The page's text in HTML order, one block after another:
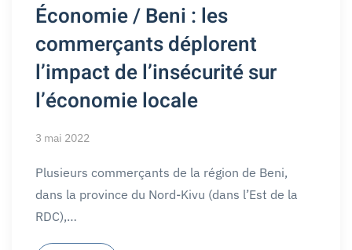
Économie / Beni : les
commerçants déplorent
l’impact de l’insécurité sur
l’économie locale
3 mai 2022
Plusieurs commerçants de la région de Beni,
dans la province du Nord-Kivu (dans l’Est de la
RDC),…